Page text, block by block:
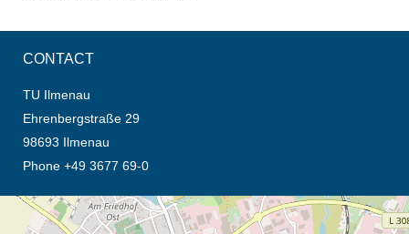
CONTACT
TU Ilmenau
Ehrenbergstraße 29
98693 Ilmenau
Phone +49 3677 69-0
opens the direction in new tab (map)